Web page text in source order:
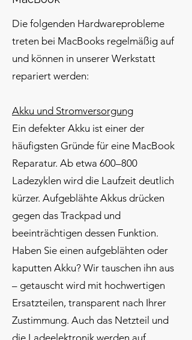
Die folgenden Hardwareprobleme
treten bei MacBooks regelmäßig auf
und können in unserer Werkstatt
repariert werden:
Akku und Stromversorgung
Ein defekter Akku ist einer der
häufigsten Gründe für eine MacBook
Reparatur. Ab etwa 600–800
Ladezyklen wird die Laufzeit deutlich
kürzer. Aufgeblähte Akkus drücken
gegen das Trackpad und
beeinträchtigen dessen Funktion.
Haben Sie einen aufgeblähten oder
kaputten Akku? Wir tauschen ihn aus
– getauscht wird mit hochwertigen
Ersatzteilen, transparent nach Ihrer
Zustimmung. Auch das Netzteil und
die Ladeelektronik werden auf